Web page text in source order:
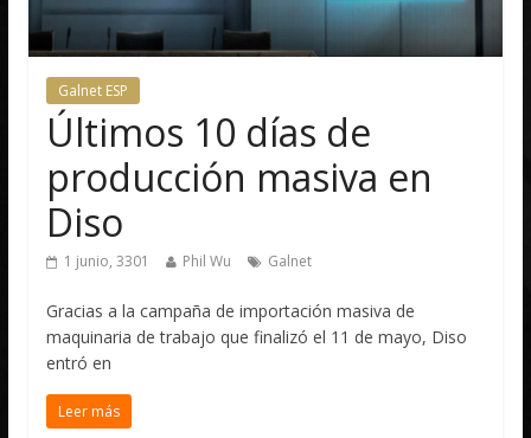
Galnet ESP
Últimos 10 días de
producción masiva en
Diso
1 junio, 3301 Phil Wu Galnet
Gracias a la campaña de importación masiva de
maquinaria de trabajo que finalizó el 11 de mayo, Diso
entró en
Leer más